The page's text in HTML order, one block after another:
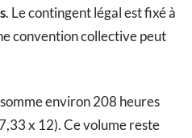
. Le contingent légal est fixé à
convention collective peut
environ 208 heures
x 12). Ce volume reste